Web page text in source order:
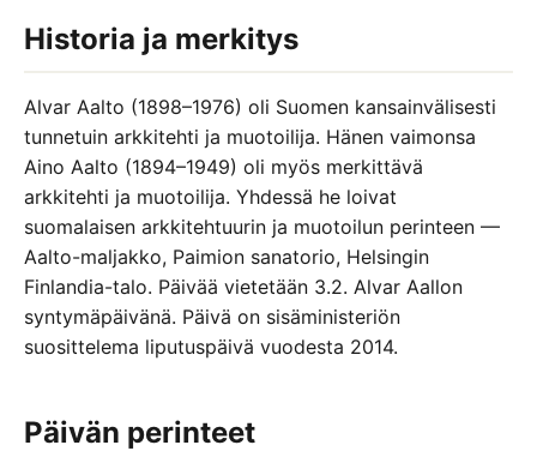
Historia ja merkitys
Alvar Aalto (1898–1976) oli Suomen kansainvälisesti
tunnetuin arkkitehti ja muotoilija. Hänen vaimonsa
Aino Aalto (1894–1949) oli myös merkittävä
arkkitehti ja muotoilija. Yhdessä he loivat
suomalaisen arkkitehtuurin ja muotoilun perinteen —
Aalto-maljakko, Paimion sanatorio, Helsingin
Finlandia-talo. Päivää vietetään 3.2. Alvar Aallon
syntymäpäivänä. Päivä on sisäministeriön
suosittelema liputuspäivä vuodesta 2014.
Päivän perinteet